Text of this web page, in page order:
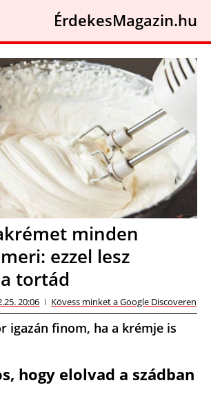
ÉrdekesMagazin.hu
minden
ezzel lesz
tortád
20:06 Kövess minket a Google Discoveren
igazán finom, ha a krémje is
hogy elolvad a szádban